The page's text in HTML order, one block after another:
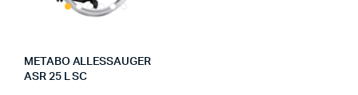
METABO ALLESSAUGER
ASR 25 L SC